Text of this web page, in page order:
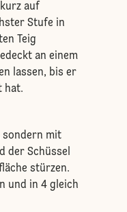
auf
Stufe in
Teig
an einem
lassen, bis er
hat.
sondern mit
der Schüssel
stürzen.
und in 4 gleich